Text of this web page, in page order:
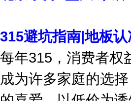
北京 美学 盛大 家居
315避坑指南|地板
每年315，消费者
成为许多家庭的选